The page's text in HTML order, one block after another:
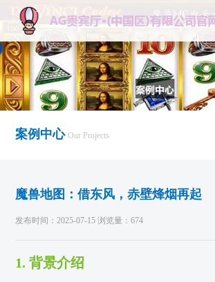
案例中心 Our Projects
魔兽地图：借东风，赤壁烽烟再起
发布时间：2025-07-15 浏览量：674
1. 背景介绍